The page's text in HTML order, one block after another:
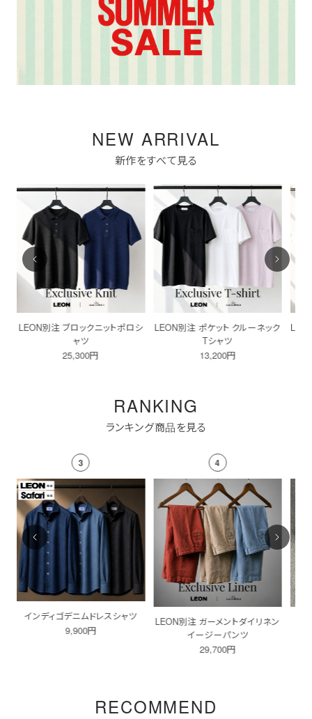
NEW ARRIVAL
新作をすべて見る
LEON別注 ポケット クルーネック
Tシャツ
13,200円
LEON別注 ポケット VネックTシャ
ツ
13,200円
RANKING
ランキング商品を見る
4
LEON別注 ガーメントダイリネン
イージーパンツ
5
マルチ刺繍ストライプシャツ
14,800円
RECOMMEND